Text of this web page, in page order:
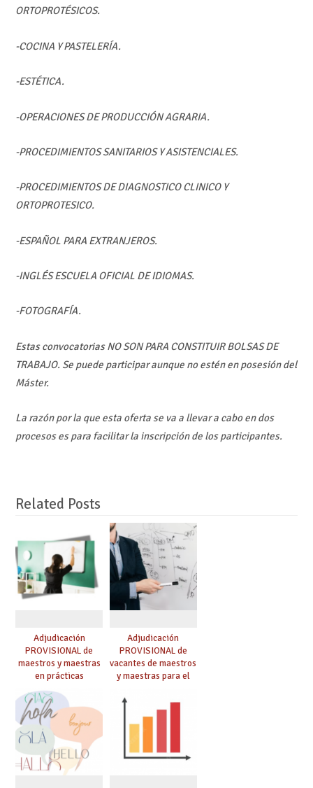
ORTOPROTÉSICOS.
-COCINA Y PASTELERÍA.
-ESTÉTICA.
-OPERACIONES DE PRODUCCIÓN AGRARIA.
-PROCEDIMIENTOS SANITARIOS Y ASISTENCIALES.
-PROCEDIMIENTOS DE DIAGNOSTICO CLINICO Y
ORTOPROTESICO.
-ESPAÑOL PARA EXTRANJEROS.
-INGLÉS ESCUELA OFICIAL DE IDIOMAS.
-FOTOGRAFÍA.
Estas convocatorias NO SON PARA CONSTITUIR BOLSAS DE
TRABAJO. Se puede participar aunque no estén en posesión del
Máster.
La razón por la que esta oferta se va a llevar a cabo en dos
procesos es para facilitar la inscripción de los participantes.
Related Posts
Adjudicación
PROVISIONAL de
maestros y maestras
en prácticas
Adjudicación
PROVISIONAL de
vacantes de maestros
y maestras para el